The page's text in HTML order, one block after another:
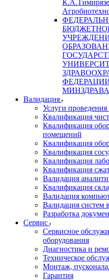
Валидация
Услуги
Квалификация
Квалификация
помещений
Квалификация
Квалификация
Квалификация
Квалификация
Валидация
Квалификация
Валидация
Валидация систем
Разработка
Cервис
Сервисное
оборудования
Диагностика и
Техническое
Монтаж,
Гарантия